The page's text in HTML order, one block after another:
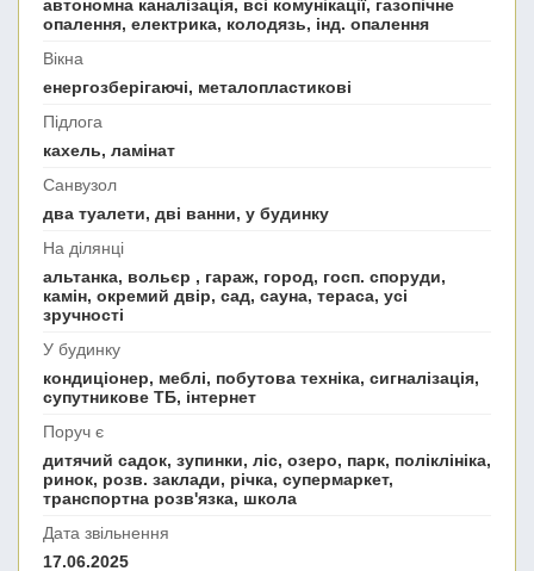
автономна каналізація, всі комунікації, газопічне
опалення, електрика, колодязь, інд. опалення
Вікна
енергозберігаючі, металопластикові
Підлога
кахель, ламінат
Санвузол
два туалети, дві ванни, у будинку
На ділянці
альтанка, вольєр , гараж, город, госп. споруди,
камін, окремий двір, сад, сауна, тераса, усі
зручності
У будинку
кондиціонер, меблі, побутова техніка, сигналізація,
супутникове ТБ, інтернет
Поруч є
дитячий садок, зупинки, ліс, озеро, парк, поліклініка,
ринок, розв. заклади, річка, супермаркет,
транспортна розв'язка, школа
Дата звільнення
17.06.2025